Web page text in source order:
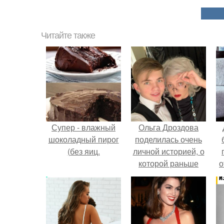
Читайте также
Супер - влажный
шоколадный пирог
(без яиц.
Ольга Дроздова
поделилась очень
личной историей, о
которой раньше
почти не говорила.